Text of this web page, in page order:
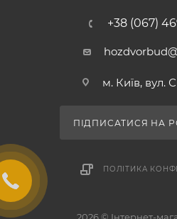
+38 (067)
м. Київ, вул.
ПІДПИСАТИСЯ НА
ПОЛІТИКА